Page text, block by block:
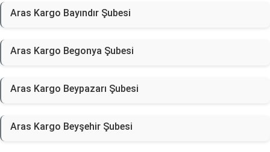
Aras Kargo Bayındır Şubesi
Aras Kargo Begonya Şubesi
Aras Kargo Beypazarı Şubesi
Aras Kargo Beyşehir Şubesi